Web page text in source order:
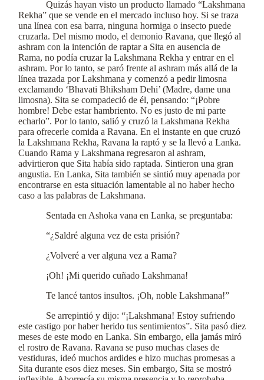
Quizás hayan visto un producto llamado “Lakshmana
Rekha” que se vende en el mercado incluso hoy. Si se traza
una línea con esa barra, ninguna hormiga o insecto puede
cruzarla. Del mismo modo, el demonio Ravana, que llegó al
ashram con la intención de raptar a Sita en ausencia de
Rama, no podía cruzar la Lakshmana Rekha y entrar en el
ashram. Por lo tanto, se paró frente al ashram más allá de la
línea trazada por Lakshmana y comenzó a pedir limosna
exclamando ‘Bhavati Bhiksham Dehi’ (Madre, dame una
limosna). Sita se compadeció de él, pensando: “¡Pobre
hombre! Debe estar hambriento. No es justo de mi parte
echarlo”. Por lo tanto, salió y cruzó la Lakshmana Rekha
para ofrecerle comida a Ravana. En el instante en que cruzó
la Lakshmana Rekha, Ravana la raptó y se la llevó a Lanka.
Cuando Rama y Lakshmana regresaron al ashram,
advirtieron que Sita había sido raptada. Sintieron una gran
angustia. En Lanka, Sita también se sintió muy apenada por
encontrarse en esta situación lamentable al no haber hecho
caso a las palabras de Lakshmana.
Sentada en Ashoka vana en Lanka, se preguntaba:
“¿Saldré alguna vez de esta prisión?
¿Volveré a ver alguna vez a Rama?
¡Oh! ¡Mi querido cuñado Lakshmana!
Te lancé tantos insultos. ¡Oh, noble Lakshmana!”
Se arrepintió y dijo: “¡Lakshmana! Estoy sufriendo
este castigo por haber herido tus sentimientos”. Sita pasó diez
meses de este modo en Lanka. Sin embargo, ella jamás miró
el rostro de Ravana. Ravana se puso muchas clases de
vestiduras, ideó muchos ardides e hizo muchas promesas a
Sita durante esos diez meses. Sin embargo, Sita se mostró